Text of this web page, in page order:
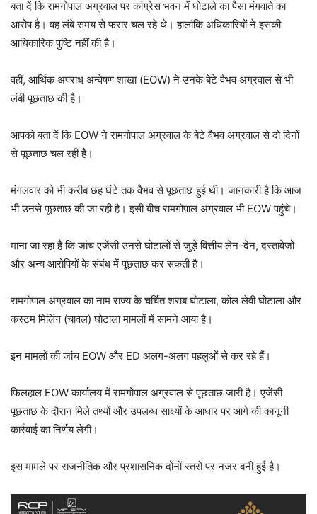
बता दें कि रामगोपाल अग्रवाल पर कांग्रेस भवन में घोटाले का पैसा मंगवाते का
आरोप है। वह लंबे समय से फरार चल रहे थे। हालांकि अधिकारियों ने इसकी
आधिकारिक पुष्टि नहीं की है।
वहीं, आर्थिक अपराध अन्वेषण शाखा (EOW) ने उनके बेटे वैभव अग्रवाल से भी
लंबी पूछताछ की है।
आपको बता दें कि EOW ने रामगोपाल अग्रवाल के बेटे वैभव अग्रवाल से दो दिनों
से पूछताछ चल रही है।
मंगलवार को भी करीब छह घंटे तक वैभव से पूछताछ हुई थी। जानकारी है कि आज
भी उनसे पूछताछ की जा रही है। इसी बीच रामगोपाल अग्रवाल भी EOW पहुंचे।
माना जा रहा है कि जांच एजेंसी उनसे घोटालों से जुड़े वित्तीय लेन-देन, दस्तावेजों
और अन्य आरोपियों के संबंध में पूछताछ कर सकती है।
रामगोपाल अग्रवाल का नाम राज्य के चर्चित शराब घोटाला, कोल लेवी घोटाला और
कस्टम मिलिंग (चावल) घोटाला मामलों में सामने आया है।
इन मामलों की जांच EOW और ED अलग-अलग पहलुओं से कर रहे हैं।
फिलहाल EOW कार्यालय में रामगोपाल अग्रवाल से पूछताछ जारी है। एजेंसी
पूछताछ के दौरान मिले तथ्यों और उपलब्ध साक्ष्यों के आधार पर आगे की कानूनी
कार्रवाई का निर्णय लेगी।
इस मामले पर राजनीतिक और प्रशासनिक दोनों स्तरों पर नजर बनी हुई है।